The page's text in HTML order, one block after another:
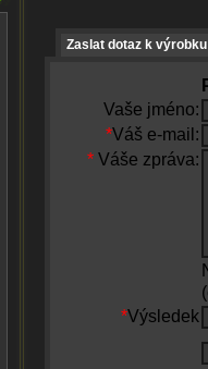
Zaslat dotaz k výrobku
Vaše jméno:
*Váš e-mail:
* Váše zpráva:
*Výsledek